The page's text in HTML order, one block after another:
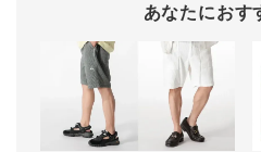
あなたにおす